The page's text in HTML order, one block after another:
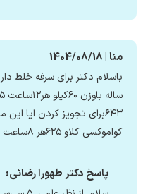
منا | 1404/08/18
۶۴۳برای تجویز کردن ایا
کواموکسی کلاو ۶۲۵هر ۸ساعت برابری میکنه؟
پاسخ دکتر طهورا رضائی: